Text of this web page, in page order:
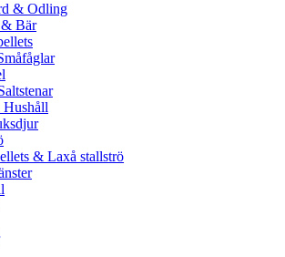
& Odling
& Bär
& Laxå stallströ